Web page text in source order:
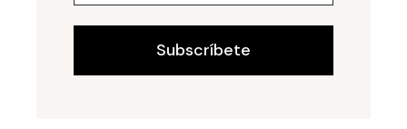
Subscríbete